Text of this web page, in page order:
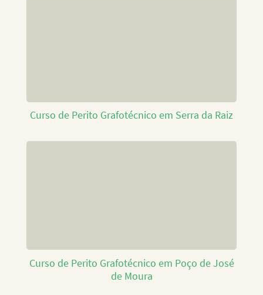
Curso de Perito Grafotécnico em Serra da Raiz
Curso de Perito Grafotécnico em Poço de José
de Moura